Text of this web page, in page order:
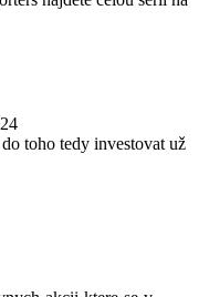
toho tedy investovat už